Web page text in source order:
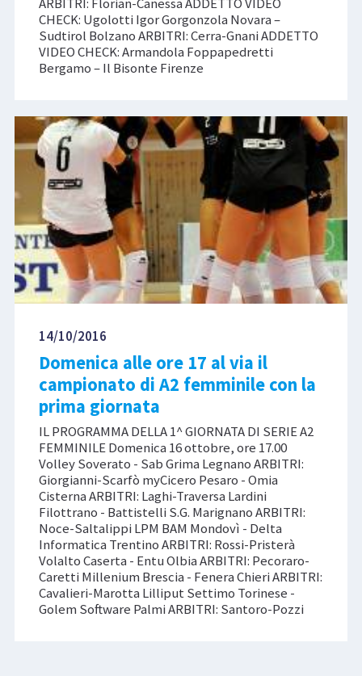
ARBITRI: Florian-Canessa ADDETTO VIDEO
CHECK: Ugolotti Igor Gorgonzola Novara –
Sudtirol Bolzano ARBITRI: Cerra-Gnani ADDETTO
VIDEO CHECK: Armandola Foppapedretti
Bergamo – Il Bisonte Firenze
14/10/2016
Domenica alle ore 17 al via il
campionato di A2 femminile con la
prima giornata
IL PROGRAMMA DELLA 1^ GIORNATA DI SERIE A2
FEMMINILE Domenica 16 ottobre, ore 17.00
Volley Soverato - Sab Grima Legnano ARBITRI:
Giorgianni-Scarfò myCicero Pesaro - Omia
Cisterna ARBITRI: Laghi-Traversa Lardini
Filottrano - Battistelli S.G. Marignano ARBITRI:
Noce-Saltalippi LPM BAM Mondovì - Delta
Informatica Trentino ARBITRI: Rossi-Pristerà
Volalto Caserta - Entu Olbia ARBITRI: Pecoraro-
Caretti Millenium Brescia - Fenera Chieri ARBITRI:
Cavalieri-Marotta Lilliput Settimo Torinese -
Golem Software Palmi ARBITRI: Santoro-Pozzi